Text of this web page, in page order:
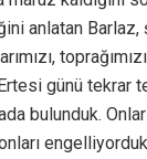
anlatan Barlaz,
günü tekrar
bulunduk.